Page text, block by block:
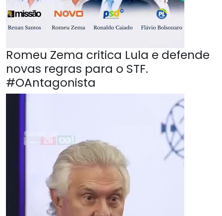
Romeu Zema critica Lula e defende
novas regras para o STF.
#OAntagonista